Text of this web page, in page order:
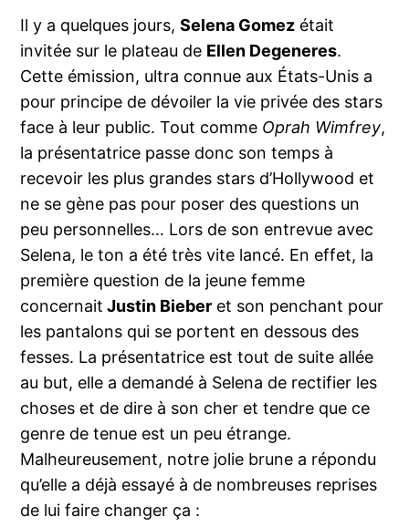
Il y a quelques jours,Selena Gomez était
invitée sur le plateau de Ellen Degeneres.
Cette émission, ultra connue aux États-Unis a
pour principe de dévoiler la vie privée des stars
face à leur public. Tout comme Oprah Wimfrey,
la présentatrice passe donc son temps à
recevoir les plus grandes stars d’Hollywood et
ne se gène pas pour poser des questions un
peu personnelles… Lors de son entrevue avec
Selena, le ton a été très vite lancé. En effet, la
première question de la jeune femme
concernait Justin Bieber et son penchant pour
les pantalons qui se portent en dessous des
fesses. La présentatrice est tout de suite allée
au but, elle a demandé à Selena de rectifier les
choses et de dire à son cher et tendre que ce
genre de tenue est un peu étrange.
Malheureusement, notre jolie brune a répondu
qu’elle a déjà essayé à de nombreuses reprises
de lui faire changer ça :